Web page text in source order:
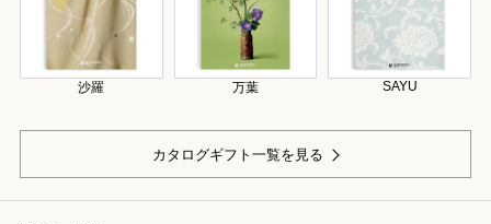
沙羅 万葉 SAYU
カタログギフト一覧を見る